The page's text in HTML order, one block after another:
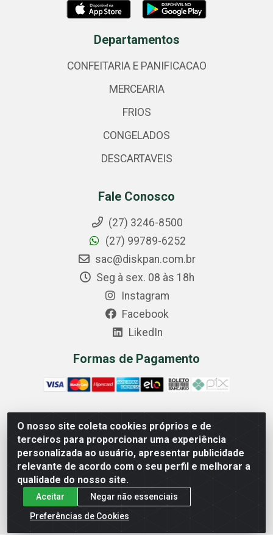
O nosso site coleta cookies próprios e de
terceiros para proporcionar uma experiência
personalizada ao usuário, apresentar publicidade
relevante de acordo com o seu perfil e melhorar a
qualidade do nosso site.
Aceitar
Negar não essenciais
Preferências de Cookies
Departamentos
CONFEITARIA E PANIFICACAO
MERCEARIA
FRIOS
CONGELADOS
DESCARTAVEIS
Fale Conosco
(27) 3246-8500
(27) 99789-6252
sac@diskpan.com.br
Seg à sex. 08 às 18h
Instagram
Facebook
LikedIn
Formas de Pagamento
Comercial Diskpan Ltda - Av. Fernando Antonio, 1911 -
Sotelandia, Cariacica/ES - CEP 29140-669 - CNPJ
02.691.482/0001-07